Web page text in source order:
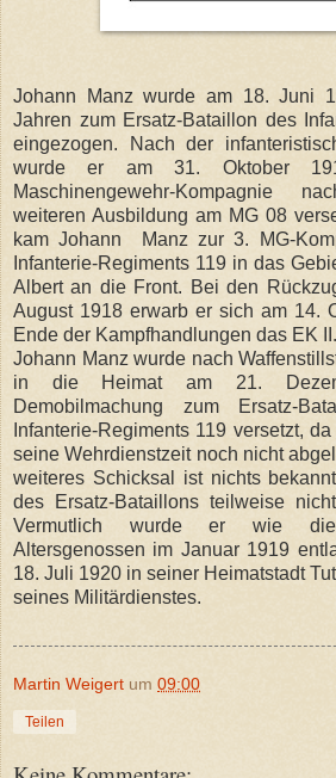
Johann Manz wurde am 18. Juni
Jahren zum Ersatz-Bataillon des
eingezogen. Nach der
wurde er am 31. Oktober
Maschinengewehr-Kompagnie
weiteren Ausbildung am MG 08
kam Johann Manz zur 3. MG-
Infanterie-Regiments 119 in das
Albert an die Front. Bei den
August 1918 erwarb er sich am 14.
Ende der Kampfhandlungen das EK II.
Johann Manz wurde nach
in die Heimat am 21.
Demobilmachung zum Ersatz-
Infanterie-Regiments 119 versetzt,
seine Wehrdienstzeit noch nicht
weiteres Schicksal ist nichts
des Ersatz-Bataillons teilweise
Vermutlich wurde er wie
Altersgenossen im Januar 1919
18. Juli 1920 in seiner Heimatstadt
seines Militärdienstes.
Martin Weigert um 09:00
Teilen